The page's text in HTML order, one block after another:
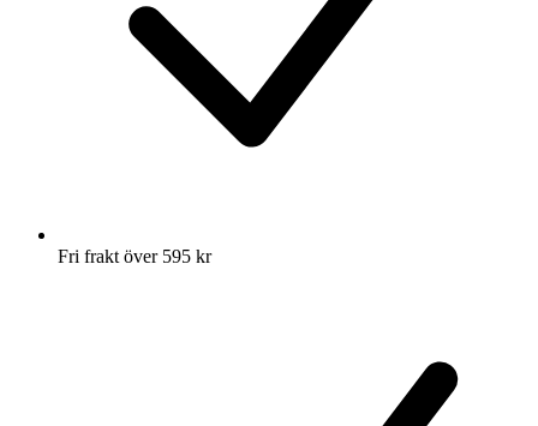
Fri frakt över 595 kr